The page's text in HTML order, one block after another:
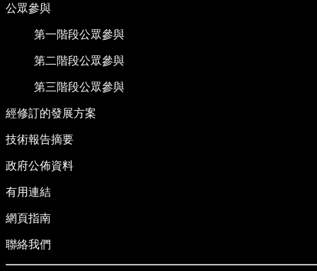
公眾參與
第一階段公眾參與
第二階段公眾參與
第三階段公眾參與
經修訂的發展方案
技術報告摘要
政府公佈資料
有用連結
網頁指南
聯絡我們